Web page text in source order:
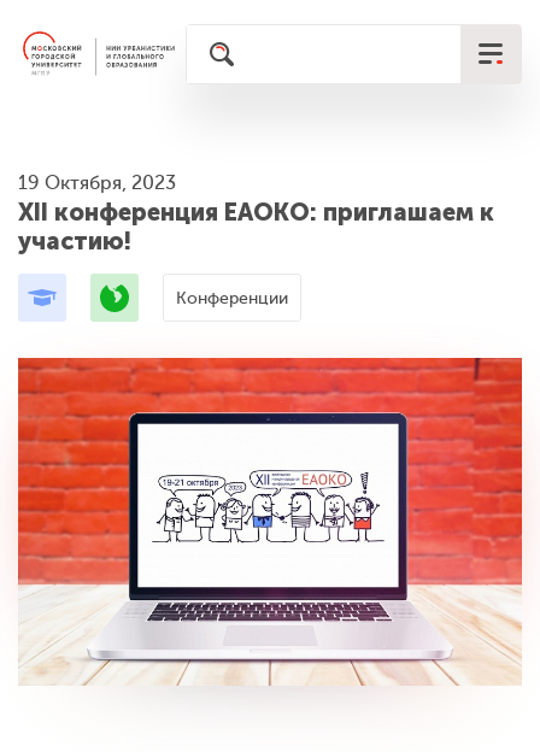
19 Октября, 2023
XII конференция ЕАОКО: приглашаем к
участию!
Конференции